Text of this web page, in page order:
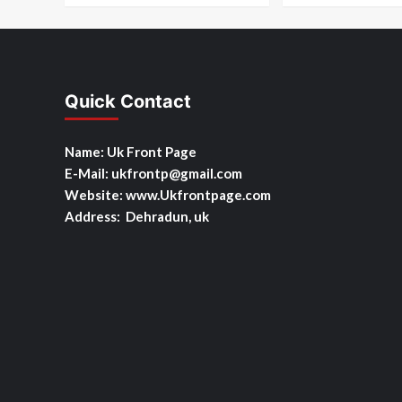
Quick Contact
Name: Uk Front Page
E-Mail: ukfrontp@gmail.com
Website: www.Ukfrontpage.com
Address: Dehradun, uk